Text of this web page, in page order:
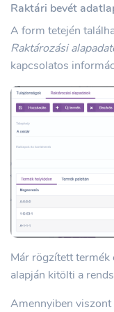
Raktári bevét
A form tetején
Raktározási
kapcsolatos
Már rögzített termék
alapján kitölti a
Amennyiben